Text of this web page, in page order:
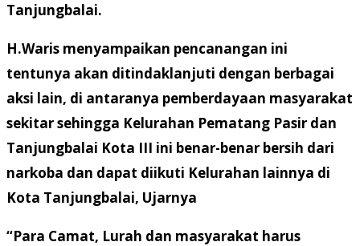
Tanjungbalai.
H.Waris menyampaikan pencanangan ini
tentunya akan ditindaklanjuti dengan berbagai
aksi lain, di antaranya pemberdayaan masyarakat
sekitar sehingga Kelurahan Pematang Pasir dan
Tanjungbalai Kota III ini benar-benar bersih dari
narkoba dan dapat diikuti Kelurahan lainnya di
Kota Tanjungbalai, Ujarnya
“Para Camat, Lurah dan masyarakat harus